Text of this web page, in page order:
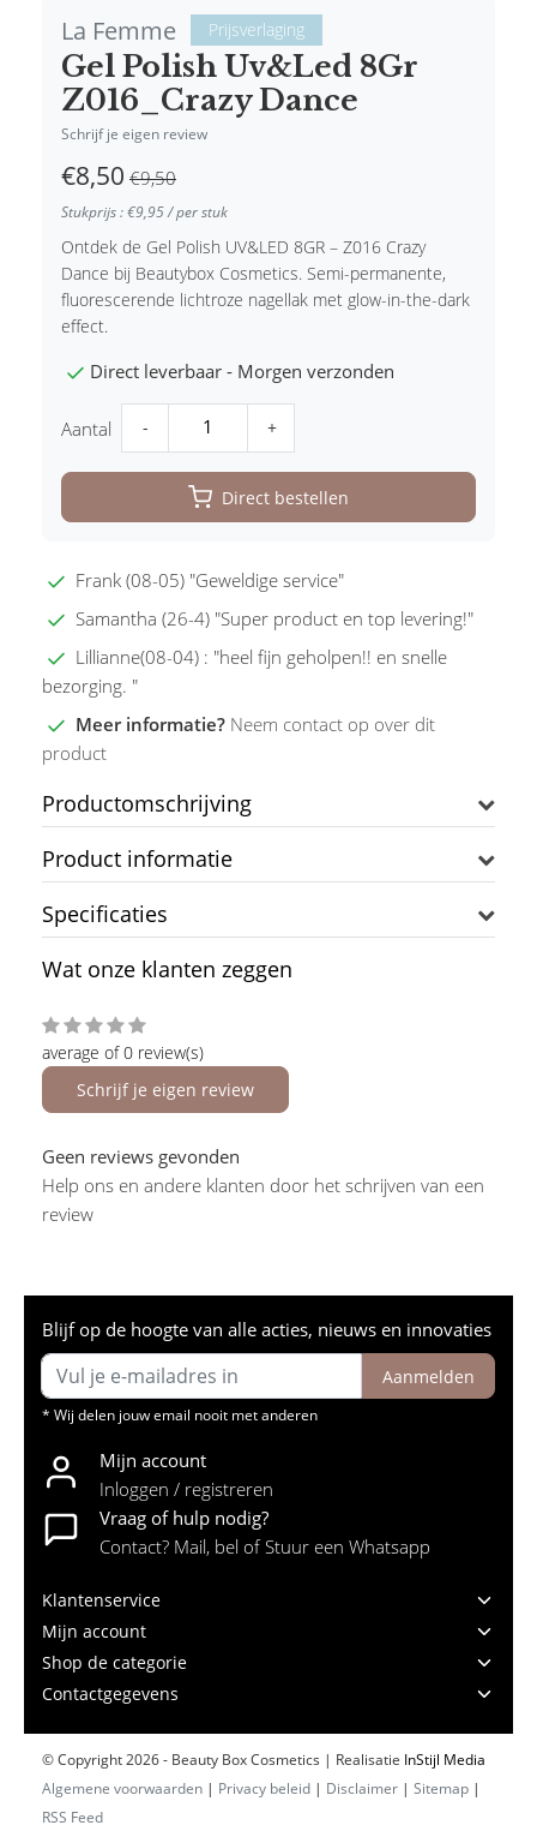
La Femme Prijsverlaging
Gel Polish Uv&Led 8Gr
Z016_Crazy Dance
Schrijf je eigen review
€8,50 €9,50
Stukprijs : €9,95 / per stuk
Ontdek de Gel Polish UV&LED 8GR – Z016 Crazy
Dance bij Beautybox Cosmetics. Semi-permanente,
fluorescerende lichtroze nagellak met glow-in-the-dark
effect.
Direct leverbaar - Morgen verzonden
Aantal - +
Direct bestellen
Frank (08-05) "Geweldige service"
Samantha (26-4) "Super product en top levering!"
Lillianne(08-04) : "heel fijn geholpen!! en snelle
bezorging. "
Meer informatie? Neem contact op over dit
product
Productomschrijving
Product informatie
Specificaties
Wat onze klanten zeggen
average of 0 review(s)
Schrijf je eigen review
Geen reviews gevonden
Help ons en andere klanten door het schrijven van een
review
Blijf op de hoogte van alle acties, nieuws en innovaties
Aanmelden
* Wij delen jouw email nooit met anderen
Mijn account
Inloggen / registreren
Vraag of hulp nodig?
Contact? Mail, bel of Stuur een Whatsapp
Klantenservice
Mijn account
Shop de categorie
Contactgegevens
© Copyright 2026 - Beauty Box Cosmetics | Realisatie InStijl Media
Algemene voorwaarden | Privacy beleid | Disclaimer | Sitemap |
RSS Feed